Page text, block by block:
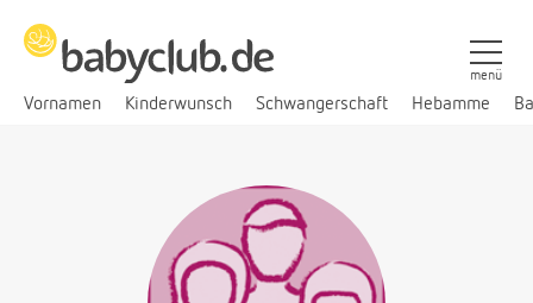
Vornamen Kinderwunsch Schwangerschaft Hebamme
menü